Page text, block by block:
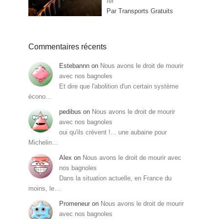
Par Transports Gratuits
Commentaires récents
Estebannn on Nous avons le droit de mourir
avec nos bagnoles
Et dire que l'abolition d'un certain système
écono…
pedibus on Nous avons le droit de mourir
avec nos bagnoles
oui qu'ils crèvent !... une aubaine pour
Michelin…
Alex on Nous avons le droit de mourir avec
nos bagnoles
Dans la situation actuelle, en France du
moins, le…
Promeneur on Nous avons le droit de mourir
avec nos bagnoles